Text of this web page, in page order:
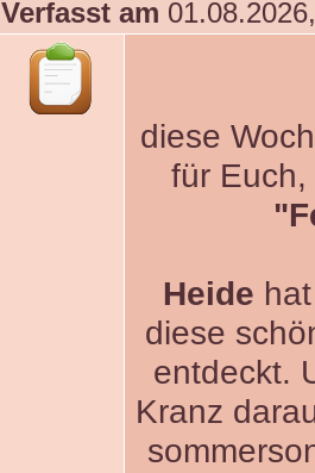
Verfasst am
diese
für Euch,
Heide
diese
entdeckt.
Kranz